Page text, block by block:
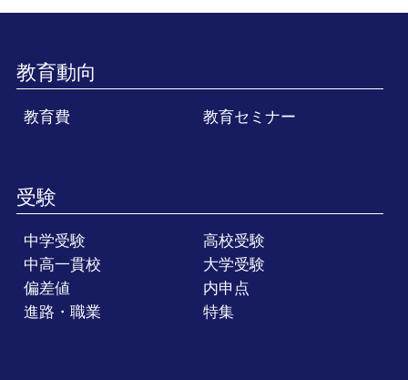
教育動向
教育費 教育セミナー
受験
中学受験
高校受験
中高一貫校
大学受験
偏差値
内申点
進路・職業
特集